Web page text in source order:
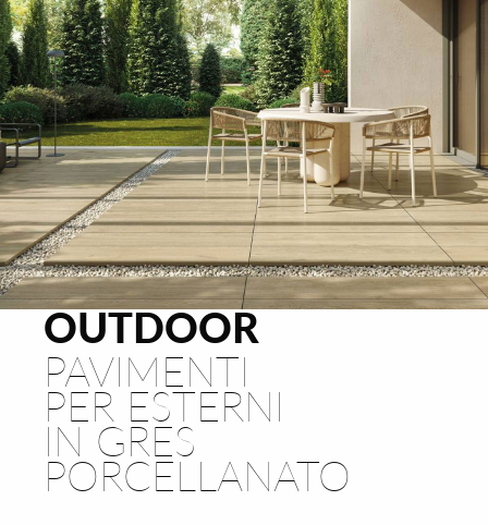
OUTDOOR
PAVIMENTI
PER ESTERNI
IN GRES
PORCELLANATO